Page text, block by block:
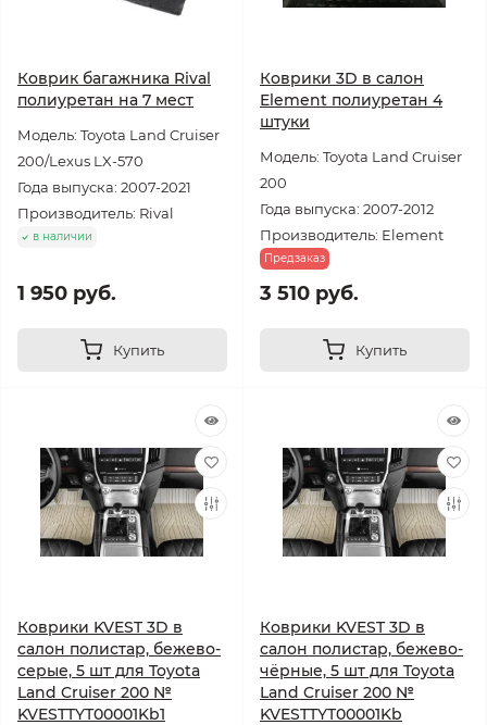
Коврик багажника Rival
полиуретан на 7 мест
Модель: Toyota Land Cruiser
200/Lexus LX-570
Года выпуска: 2007-2021
Производитель: Rival
в наличии
1 950 руб.
Купить
Коврики 3D в салон
Element полиуретан 4
штуки
Модель: Toyota Land Cruiser
200
Года выпуска: 2007-2012
Производитель: Element
Предзаказ
3 510 руб.
Купить
Коврики KVEST 3D в
салон полистар, бежево-
серые, 5 шт для Toyota
Land Cruiser 200 №
KVESTTYT00001Kb1
Коврики KVEST 3D в
салон полистар, бежево-
чёрные, 5 шт для Toyota
Land Cruiser 200 №
KVESTTYT00001Kb